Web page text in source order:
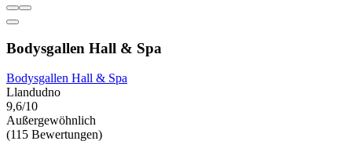
Bodysgallen Hall & Spa
Bodysgallen Hall & Spa
Llandudno
9,6/10
Außergewöhnlich
(115 Bewertungen)